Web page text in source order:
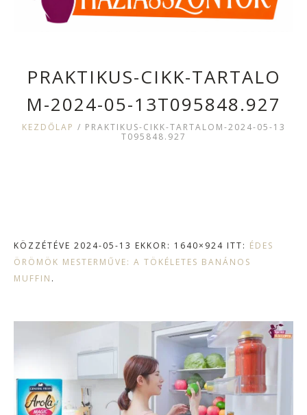
PRAKTIKUS-CIKK-TARTALO
M-2024-05-13T095848.927
KEZDŐLAP / PRAKTIKUS-CIKK-TARTALOM-2024-05-13
T095848.927
KÖZZÉTÉVE 2024-05-13 EKKOR: 1640×924 ITT: ÉDES
ÖRÖMÖK MESTERMŰVE: A TÖKÉLETES BANÁNOS
MUFFIN .